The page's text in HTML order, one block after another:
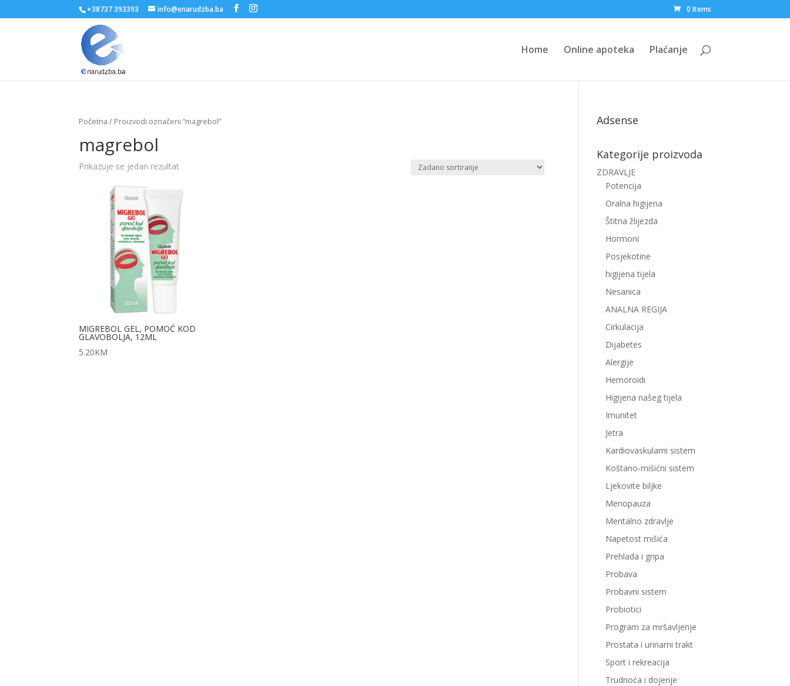
+38737 393393 info@enarudzba.ba 0 Items
Home Online apoteka Plaćanje
Početna / Proizvodi označeni “magrebol”
magrebol
Prikazuje se jedan rezultat
MIGREBOL GEL, POMOĆ KOD
GLAVOBOLJA, 12ML
5.20KM
Adsense
Kategorije proizvoda
ZDRAVLJE
Potencija
Oralna higijena
Štitna žlijezda
Hormoni
Posjekotine
higijena tijela
Nesanica
ANALNA REGIJA
Cirkulacija
Dijabetes
Alergije
Hemoroidi
Higijena našeg tijela
Imunitet
Jetra
Kardiovaskularni sistem
Koštano-mišićni sistem
Ljekovite biljke
Menopauza
Mentalno zdravlje
Napetost mišića
Prehlada i gripa
Probava
Probavni sistem
Probiotici
Program za mršavljenje
Prostata i urinarni trakt
Sport i rekreacija
Trudnoća i dojenje